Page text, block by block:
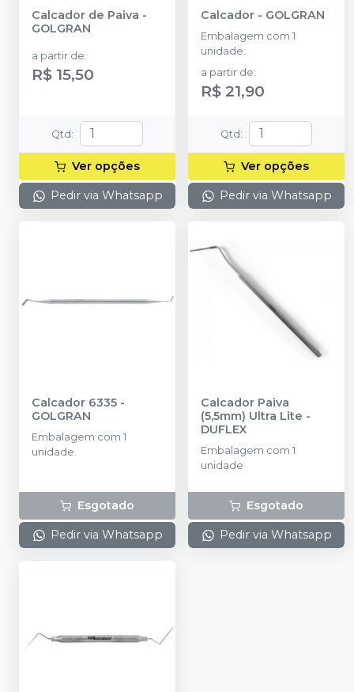
Calcador de Paiva -
GOLGRAN
a partir de:
R$ 15,50
Qtd:
Ver opções
Pedir via Whatsapp
Calcador - GOLGRAN
Embalagem com 1
unidade.
a partir de:
R$ 21,90
Qtd:
Ver opções
Pedir via Whatsapp
Calcador 6335 -
GOLGRAN
Embalagem com 1
unidade.
Esgotado
Pedir via Whatsapp
Calcador Paiva
(5,5mm) Ultra Lite -
DUFLEX
Embalagem com 1
unidade
Esgotado
Pedir via Whatsapp